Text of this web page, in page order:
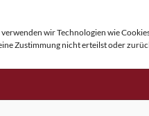
wir Technologien wie
Zustimmung nicht erteilst oder